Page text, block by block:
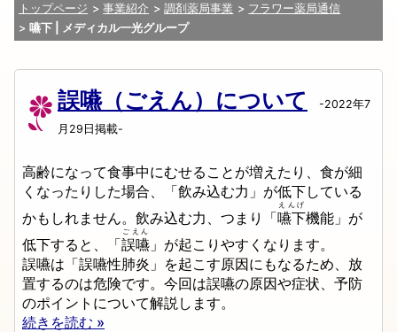
トップページ 事業紹介 調剤薬局事業
フラワー薬局通信
嚥下 | メディカル一光グループ
誤嚥（ごえん）について
-2022年7
月29日掲載-
高齢になって食事中にむせることが増えたり、食が細
くなったりした場合、「飲み込む力」が低下している
かもしれません。飲み込む力、つまり「嚥下
えんげ
機能」が
低下すると、「誤嚥
ごえん
」が起こりやすくなります。
誤嚥は「誤嚥性肺炎」を起こす原因にもなるため、放
置するのは危険です。今回は誤嚥の原因や症状、予防
のポイントについて解説します。
続きを読む »